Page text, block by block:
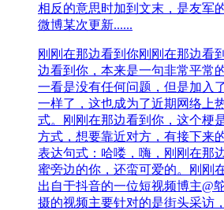
相反的意思时加到文末，是友军
微博某次更新......
刚刚在那边看到你刚刚在那边看
边看到你，本来是一句非常平常
一看是没有任何问题，但是加入
一样了，这也成为了近期网络上
式。刚刚在那边看到你，这个梗
方式，想要靠近对方，有接下来
表达句式：哈喽，嗨，刚刚在那
蜜旁边的你，还蛮可爱的。刚刚
出自于抖音的一位短视频博主@
摄的视频主要针对的是街头采访